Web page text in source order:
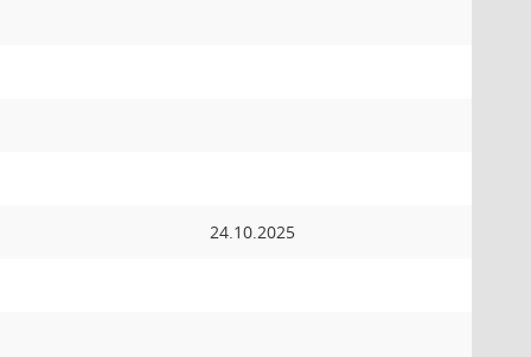
24.10.2025